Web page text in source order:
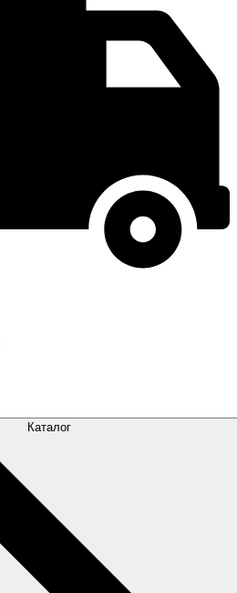
Каталог